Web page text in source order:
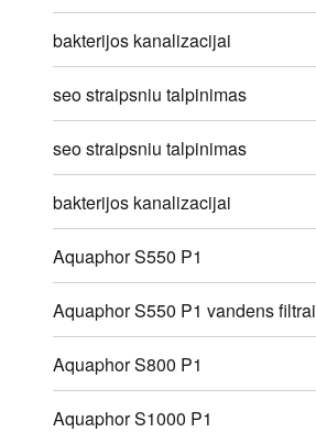
bakterijos kanalizacijai
seo straipsniu talpinimas
seo straipsniu talpinimas
bakterijos kanalizacijai
Aquaphor S550 P1
Aquaphor S550 P1 vandens filtrai
Aquaphor S800 P1
Aquaphor S1000 P1